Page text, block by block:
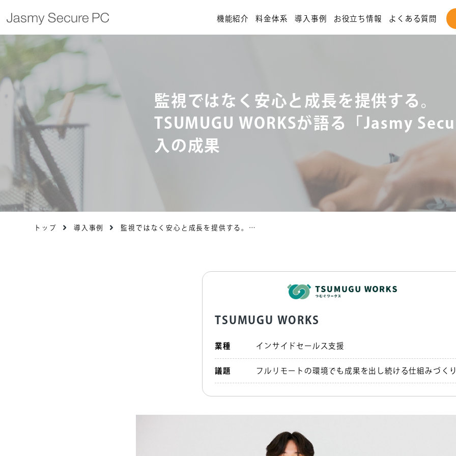
機能紹介 料金体系 導入事例 お役立ち情報 よくある質問
監視ではなく安心と成長を提供する。
TSUMUGU WORKSが語る「Jasmy
入の成果
トップ 導入事例
監視ではなく安心と成長を提供する。
TSUMUGU WORKS
業種 インサイドセールス支援
議題 フルリモートの環境でも成果を出し続ける仕組みづく